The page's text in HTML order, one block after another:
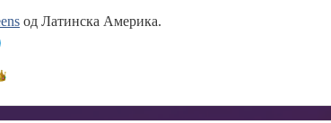
од Латинска Америка.